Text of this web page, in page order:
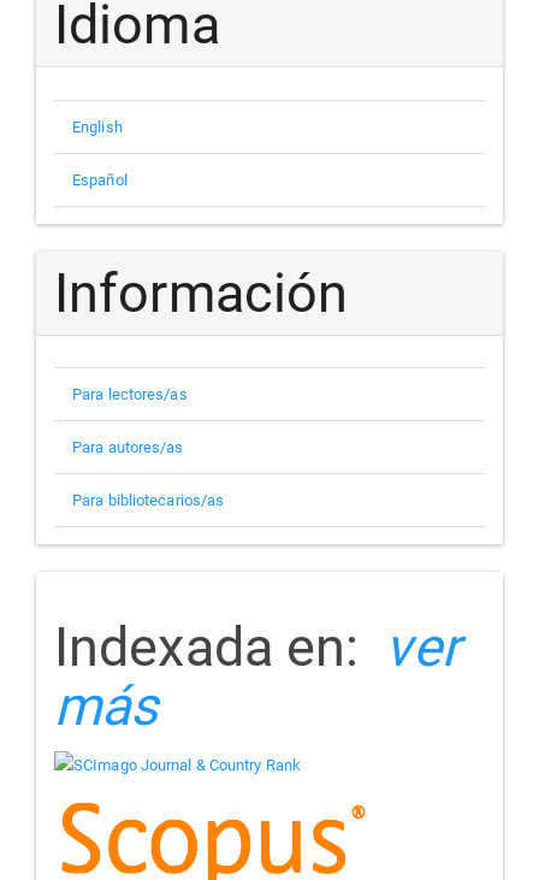
artículo
Idioma
English
Español
Información
Para lectores/as
Para autores/as
Para bibliotecarios/as
indizada
Indexada en: ver
más